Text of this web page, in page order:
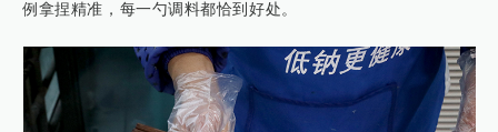
例拿捏精准，每一勺调料都恰到好处。